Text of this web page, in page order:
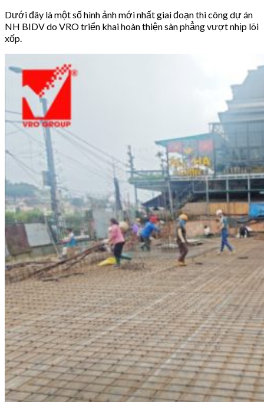
Dưới đây là một số hình ảnh mới nhất giai đoạn thi công dự án
NH BIDV do VRO triển khai hoàn thiện sàn phẳng vượt nhịp lõi
xốp.